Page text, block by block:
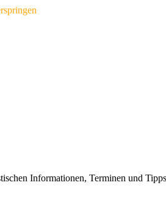
Informationen, Terminen und